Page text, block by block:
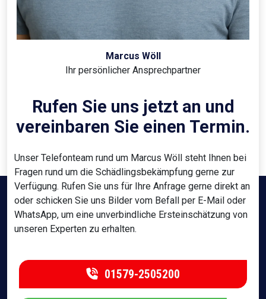
Marcus Wöll
Ihr persönlicher Ansprechpartner
Rufen Sie uns jetzt an und
vereinbaren Sie einen Termin.
Unser Telefonteam rund um Marcus Wöll steht Ihnen bei
Fragen rund um die Schädlingsbekämpfung gerne zur
Verfügung. Rufen Sie uns für Ihre Anfrage gerne direkt an
oder schicken Sie uns Bilder vom Befall per E-Mail oder
WhatsApp, um eine unverbindliche Ersteinschätzung von
unseren Experten zu erhalten.
01579-2505200